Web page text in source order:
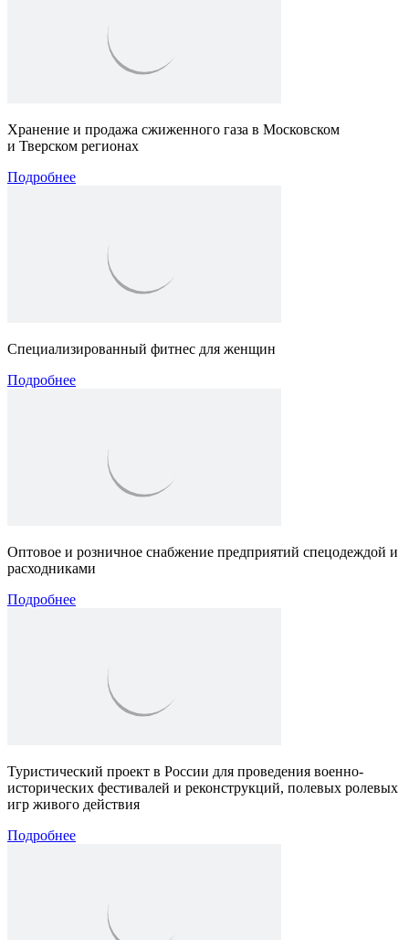
Хранение и продажа сжиженного газа в Московском
и Тверском регионах
Подробнее
Специализированный фитнес для женщин
Подробнее
Оптовое и розничное снабжение предприятий спецодеждой и
расходниками
Подробнее
Туристический проект в России для проведения военно-
исторических фестивалей и реконструкций, полевых ролевых
игр живого действия
Подробнее